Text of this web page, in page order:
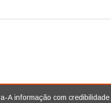
A informação com credibilidade